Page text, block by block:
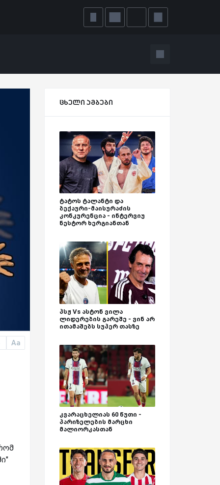
Aa
ცხელი ამბები
ტატოს ტალანტი და
ბექაური-მაისურაძის
კონკურენცია - ინტერვიუ
ნესტორ ხერგიანთან
პსჟ Vs ასტონ ვილა
ლიდერების გარეშე - ვინ არ
ითამაშებს სუპერ თასზე
კვარაცხელიას 60 წუთი -
პარიზელების მარცხი
მალიორკასთან